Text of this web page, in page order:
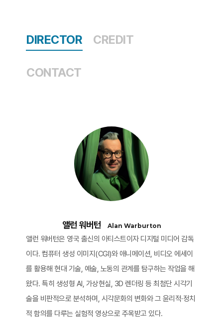
DIRECTOR CREDIT
CONTACT
앨런 워버턴 Alan Warburton
앨런 워버턴은 영국 출신의 아티스트이자 디지털 미디어 감독
이다. 컴퓨터 생성 이미지(CGI)와 애니메이션, 비디오 에세이
를 활용해 현대 기술, 예술, 노동의 관계를 탐구하는 작업을 해
왔다. 특히 생성형 AI, 가상현실, 3D 렌더링 등 최첨단 시각기
술을 비판적으로 분석하며, 시각문화의 변화와 그 윤리적·정치
적 함의를 다루는 실험적 영상으로 주목받고 있다.